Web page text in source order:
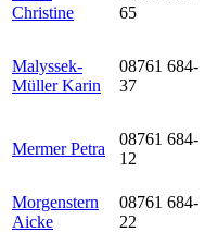
Christine
65
Malyssek-
Müller Karin
08761 684-
37
Mermer Petra
08761 684-
12
Morgenstern
Aicke
08761 684-
22